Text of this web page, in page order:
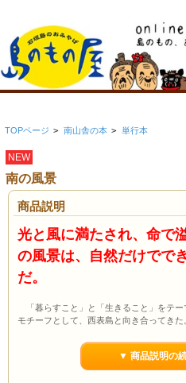
TOPページ > 南山舎の本 > 単行本
NEW
南の風景
商品説明
光と風に満たされ、命で
の風景は、自然だけでで
だ。
「暮らすこと」と「生きること」をテ
モチーフとして、西表島と向き合ってきた
は、人の振る舞いや、勘や感覚として滲
人は、包まれる風景によって、そのあり
う。 そして、人はやがて島の一部になっ
▼ 商品説明の